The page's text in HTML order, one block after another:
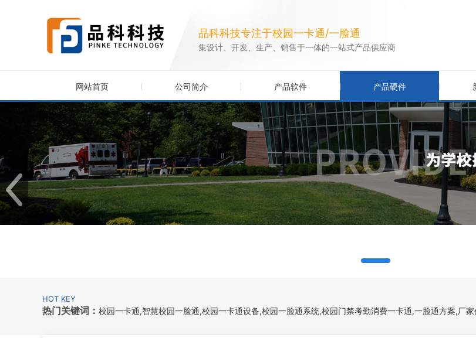
品科科技专注于校园一卡通/一脸通
集设计、开发、生产、销售于一体的一站式产品供应商
网站首页 公司简介 产品软件 产品硬件
HOT KEY
热门关键词： 校园一卡通,智慧校园一脸通,校园一卡通设备,校园一脸通系统,校园门禁考勤消费一卡通,一脸通方案,厂